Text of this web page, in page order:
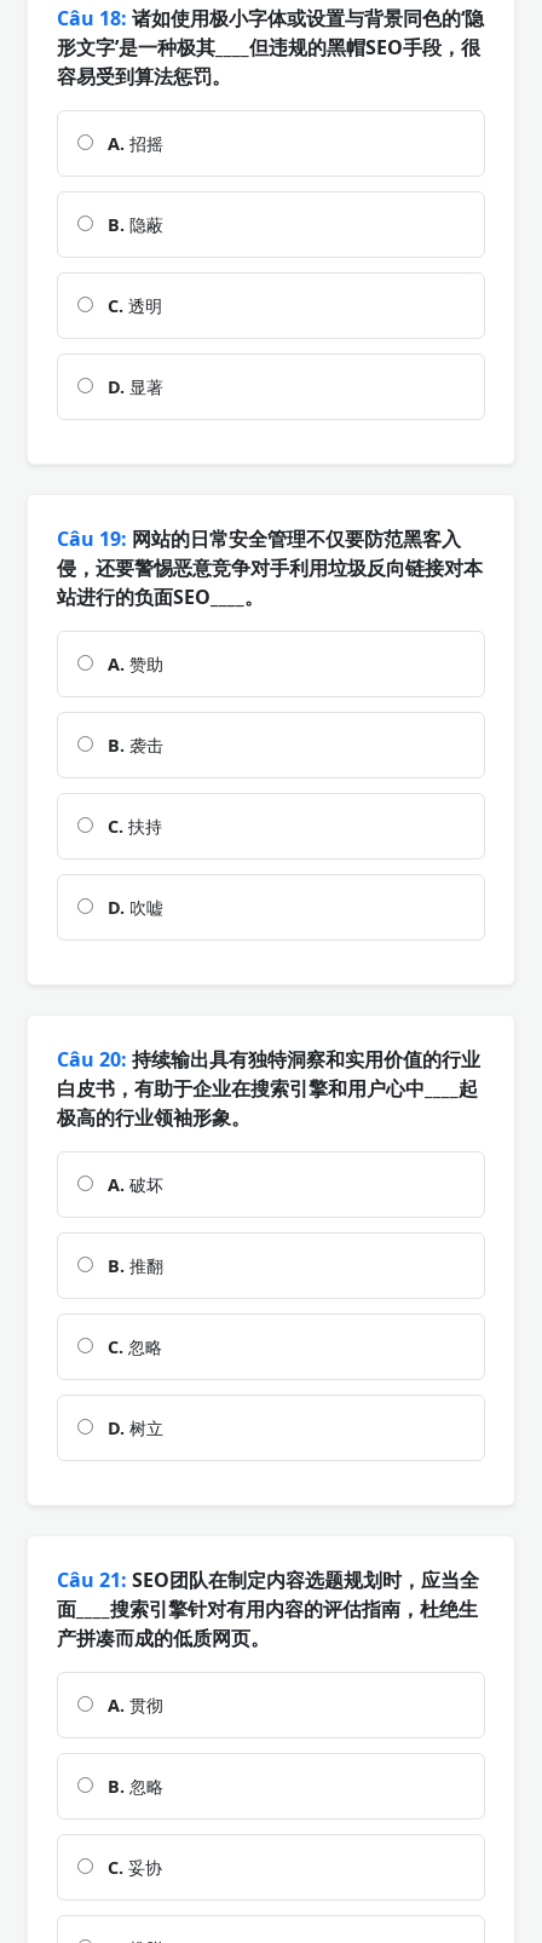
Câu 18: 诸如使用极小字体或设置与背景同色的‘隐
形文字’是一种极其____但违规的黑帽SEO手段，很
容易受到算法惩罚。
A. 招摇
B. 隐蔽
C. 透明
D. 显著
Câu 19: 网站的日常安全管理不仅要防范黑客入
侵，还要警惕恶意竞争对手利用垃圾反向链接对本
站进行的负面SEO____。
A. 赞助
B. 袭击
C. 扶持
D. 吹嘘
Câu 20: 持续输出具有独特洞察和实用价值的行业
白皮书，有助于企业在搜索引擎和用户心中____起
极高的行业领袖形象。
A. 破坏
B. 推翻
C. 忽略
D. 树立
Câu 21: SEO团队在制定内容选题规划时，应当全
面____搜索引擎针对有用内容的评估指南，杜绝生
产拼凑而成的低质网页。
A. 贯彻
B. 忽略
C. 妥协